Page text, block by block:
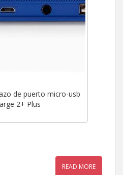
de puerto micro-usb
2+ Plus
READ MORE